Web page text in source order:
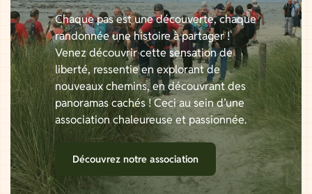
Chaque pas est une découverte, chaque
randonnée une histoire à partager !
Venez découvrir cette sensation de
liberté, ressentie en explorant de
nouveaux chemins, en découvrant des
panoramas cachés ! Ceci au sein d’une
association chaleureuse et passionnée.
Découvrez notre association